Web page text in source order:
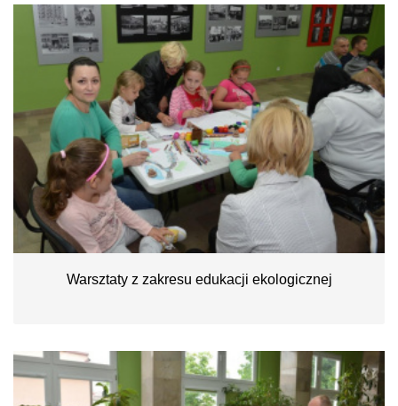
Warsztaty z zakresu edukacji ekologicznej